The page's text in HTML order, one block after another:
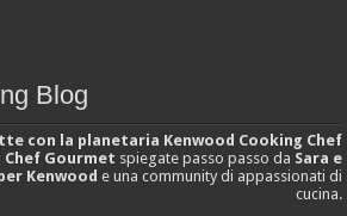
Blog
con la planetaria Kenwood Cooking Chef
Chef Gourmet spiegate passo passo da Sara e
Kenwood e una community di appassionati di
cucina.